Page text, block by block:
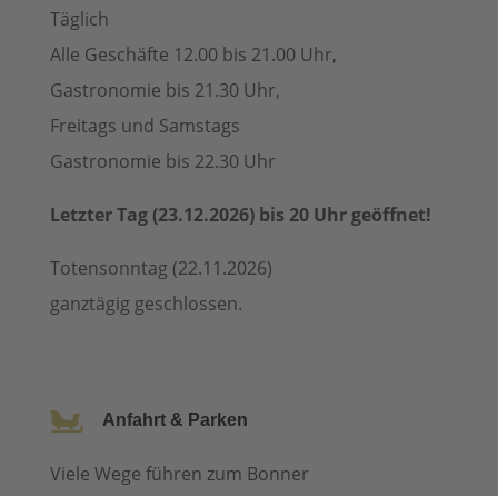
Täglich
Alle Geschäfte 12.00 bis 21.00 Uhr,
Gastronomie bis 21.30 Uhr,
Freitags und Samstags
Gastronomie bis 22.30 Uhr
Letzter Tag (23.12.2026) bis 20 Uhr geöffnet!
Totensonntag (22.11.2026)
ganztägig geschlossen.
 Anfahrt & Parken
Viele Wege führen zum Bonner